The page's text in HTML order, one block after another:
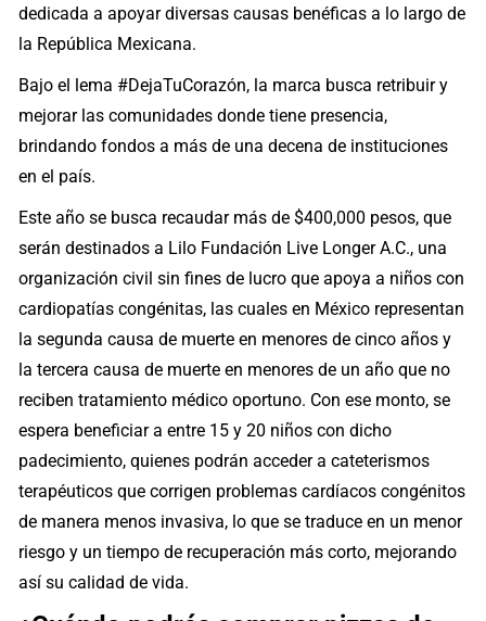
dedicada a apoyar diversas causas benéficas a lo largo de
la República Mexicana.
Bajo el lema #DejaTuCorazón, la marca busca retribuir y
mejorar las comunidades donde tiene presencia,
brindando fondos a más de una decena de instituciones
en el país.
Este año se busca recaudar más de $400,000 pesos, que
serán destinados a Lilo Fundación Live Longer A.C., una
organización civil sin fines de lucro que apoya a niños con
cardiopatías congénitas, las cuales en México representan
la segunda causa de muerte en menores de cinco años y
la tercera causa de muerte en menores de un año que no
reciben tratamiento médico oportuno. Con ese monto, se
espera beneficiar a entre 15 y 20 niños con dicho
padecimiento, quienes podrán acceder a cateterismos
terapéuticos que corrigen problemas cardíacos congénitos
de manera menos invasiva, lo que se traduce en un menor
riesgo y un tiempo de recuperación más corto, mejorando
así su calidad de vida.